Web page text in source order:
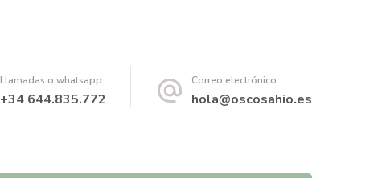
Llamadas o whatsapp
+34 644.835.772
Correo electrónico
hola@oscosahio.es